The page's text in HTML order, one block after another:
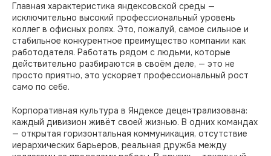
Главная характеристика яндексовской среды —
исключительно высокий профессиональный уровень
коллег в офисных ролях. Это, пожалуй, самое сильное и
стабильное конкурентное преимущество компании как
работодателя. Работать рядом с людьми, которые
действительно разбираются в своём деле, — это не
просто приятно, это ускоряет профессиональный рост
само по себе.
Корпоративная культура в Яндексе децентрализована:
каждый дивизион живёт своей жизнью. В одних командах
— открытая горизонтальная коммуникация, отсутствие
иерархических барьеров, реальная дружба между